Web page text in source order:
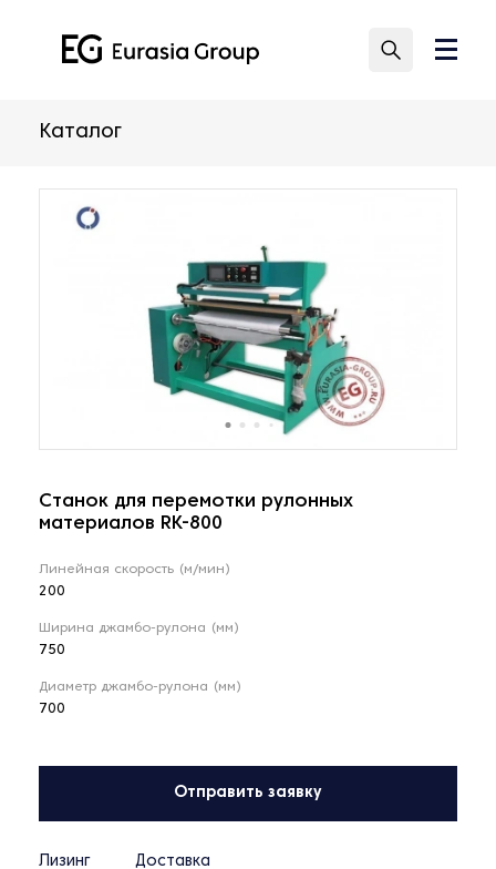
Каталог
Станок для перемотки рулонных
материалов RK-800
Линейная скорость (м/мин)
200
Ширина джамбо-рулона (мм)
750
Диаметр джамбо-рулона (мм)
700
Отправить заявку
Лизинг Доставка